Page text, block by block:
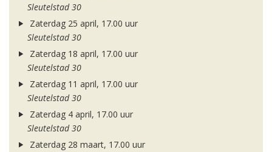
Sleutelstad 30
Zaterdag 25 april, 17.00 uur
Sleutelstad 30
Zaterdag 18 april, 17.00 uur
Sleutelstad 30
Zaterdag 11 april, 17.00 uur
Sleutelstad 30
Zaterdag 4 april, 17.00 uur
Sleutelstad 30
Zaterdag 28 maart, 17.00 uur